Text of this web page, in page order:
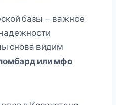
базы — важное
снова видим
или мфо